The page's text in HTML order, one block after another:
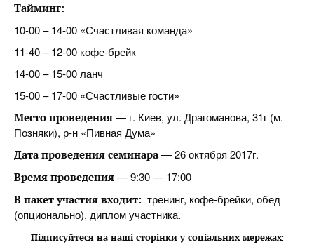
Тайминг:
10-00 – 14-00 «Счастливая команда»
11-40 – 12-00 кофе-брейк
14-00 – 15-00 ланч
15-00 – 17-00 «Счастливые гости»
Место проведения — г. Киев, ул. Драгоманова, 31г (м.
Позняки), р-н «Пивная Дума»
Дата проведения семинара— 26 октября 2017г.
Время проведения — 9:30 — 17:00
В пакет участия входит: тренинг, кофе-брейки, обед
(опционально), диплом участника.
Підписуйтеся на наші сторінки у соціальних мережах: